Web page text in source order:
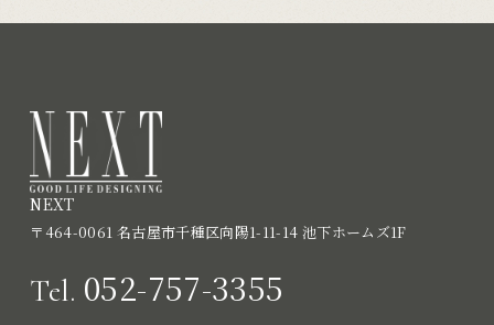
NEXT
〒464-0061 名古屋市千種区向陽1-11-14 池下ホームズ1F
Tel. 052-757-3355